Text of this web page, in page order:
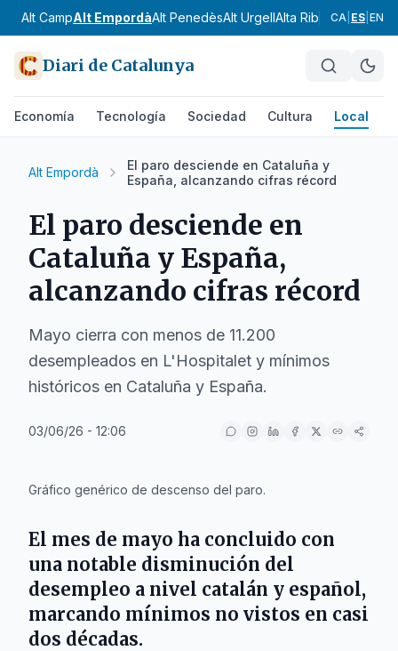
Alt CampAlt EmpordàAlt PenedèsAlt UrgellAlta RibagorçaAnoia
CA ES EN
Diari de Catalunya
Economía Tecnología Sociedad Cultura Local
Alt Empordà
El paro desciende en Cataluña y
España, alcanzando cifras récord
El paro desciende en
Cataluña y España,
alcanzando cifras récord
Mayo cierra con menos de 11.200
desempleados en L'Hospitalet y mínimos
históricos en Cataluña y España.
03/06/26 - 12:06
Gráfico genérico de descenso del paro.
El mes de mayo ha concluido con
una notable disminución del
desempleo a nivel catalán y español,
marcando mínimos no vistos en casi
dos décadas.